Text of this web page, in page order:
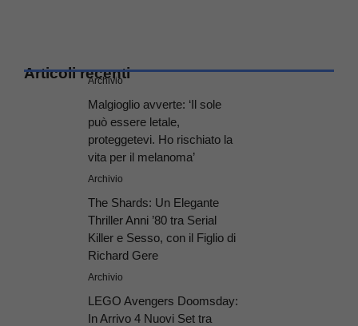
Articoli recenti
Archivio
Malgioglio avverte: ‘Il sole
può essere letale,
proteggetevi. Ho rischiato la
vita per il melanoma’
Archivio
The Shards: Un Elegante
Thriller Anni ’80 tra Serial
Killer e Sesso, con il Figlio di
Richard Gere
Archivio
LEGO Avengers Doomsday:
In Arrivo 4 Nuovi Set tra